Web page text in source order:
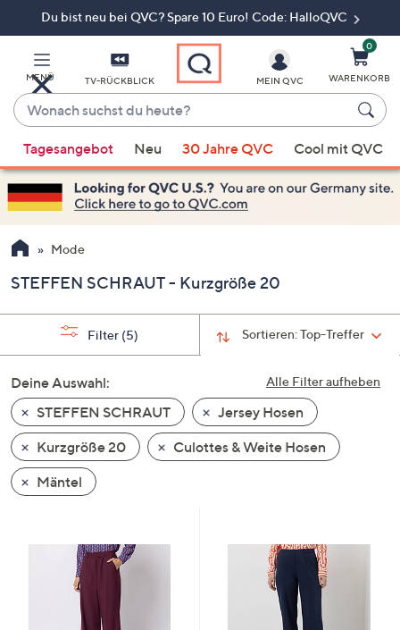
Du bist neu bei QVC? Spare 10 Euro! Code: HalloQVC
MENÜ TV-RÜCKBLICK
Wonach
suchst
du
heute?
Vorschläge
verfügbar
sind,
verwenden
Sie
Pfeiltasten
nach
und
nach
unten
oder
wischen
Sie
auf
MEIN QVC
0
WARENKORB
Tagesangebot Neu 30 Jahre QVC Cool mit QVC
Mode
STEFFEN SCHRAUT - Kurzgröße 20
Sortieren:Top-Treffer
Filter (5)
Alle Filter aufheben
Deine Auswahl:
STEFFEN SCHRAUT
Jersey Hosen
Kurzgröße 20
Culottes & Weite Hosen
Mäntel